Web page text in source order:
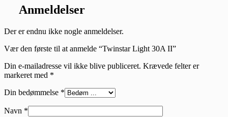
Anmeldelser
Der er endnu ikke nogle anmeldelser.
Vær den første til at anmelde “Twinstar Light 30A II”
Din e-mailadresse vil ikke blive publiceret. Krævede felter er
markeret med *
Din bedømmelse *
Navn *